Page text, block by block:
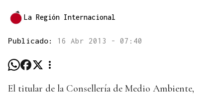
La Región Internacional
Publicado: 16 Abr 2013 - 07:40
El titular de la Consellería de Medio Ambiente,